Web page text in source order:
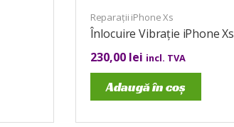
Reparații iPhone Xs
Înlocuire Vibrație iPhone Xs
230,00 lei incl. TVA
Adaugă în coș